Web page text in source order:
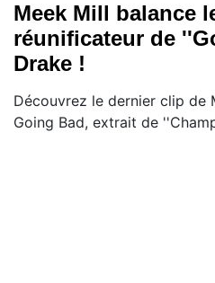
Meek Mill balance
réunificateur de
Drake !
Découvrez le dernier clip de
Going Bad, extrait de